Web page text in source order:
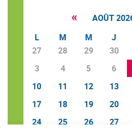
« AOÛT
L M M J
27
28 29 30
3
4 5 6
10
11 12 13
17
18 19 20
24
25 26 27